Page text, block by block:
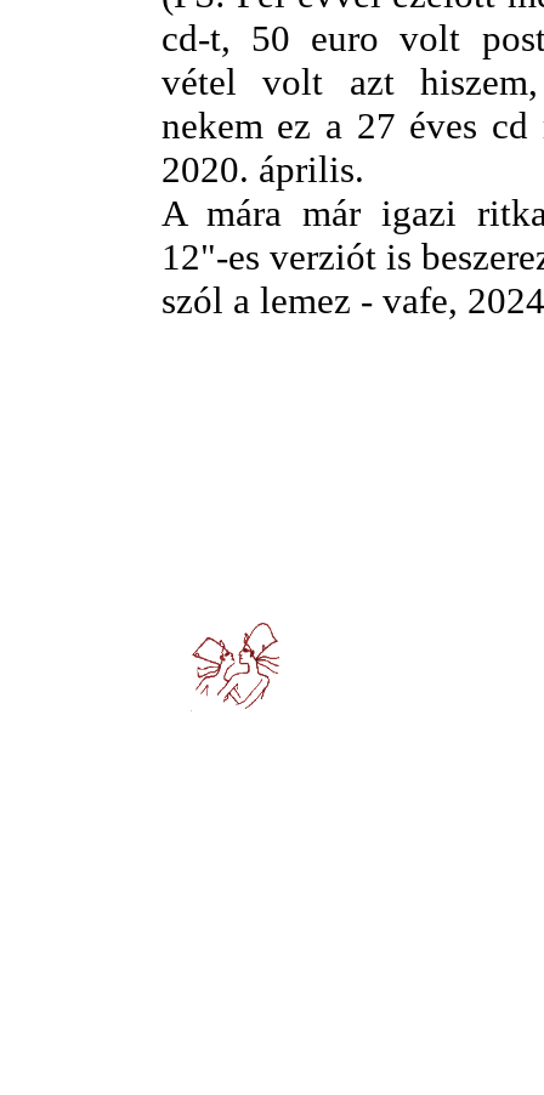
cd-t, 50 euro volt
vétel volt azt
nekem ez a 27 éves
2020. április.
A mára már igazi
12"-es verziót is
szól a lemez - vafe,